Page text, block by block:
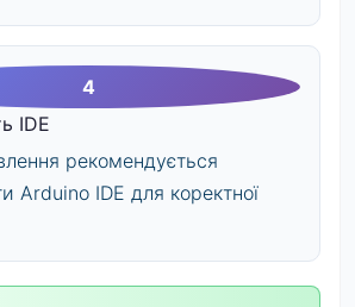
IDE
рекомендується
Arduino IDE для коректної